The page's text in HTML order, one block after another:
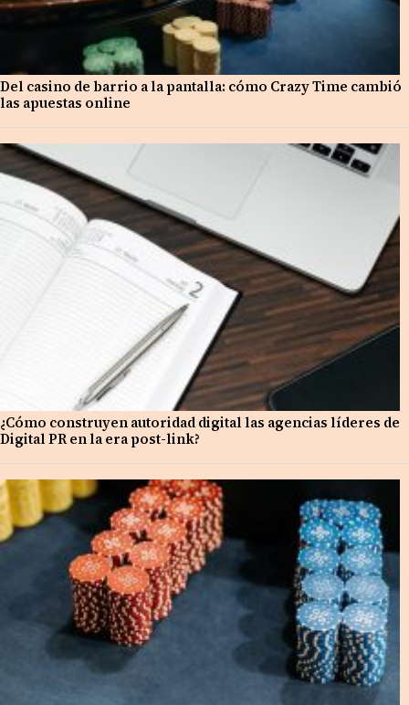
Del casino de barrio a la pantalla: cómo Crazy Time cambió
las apuestas online
¿Cómo construyen autoridad digital las agencias líderes de
Digital PR en la era post-link?